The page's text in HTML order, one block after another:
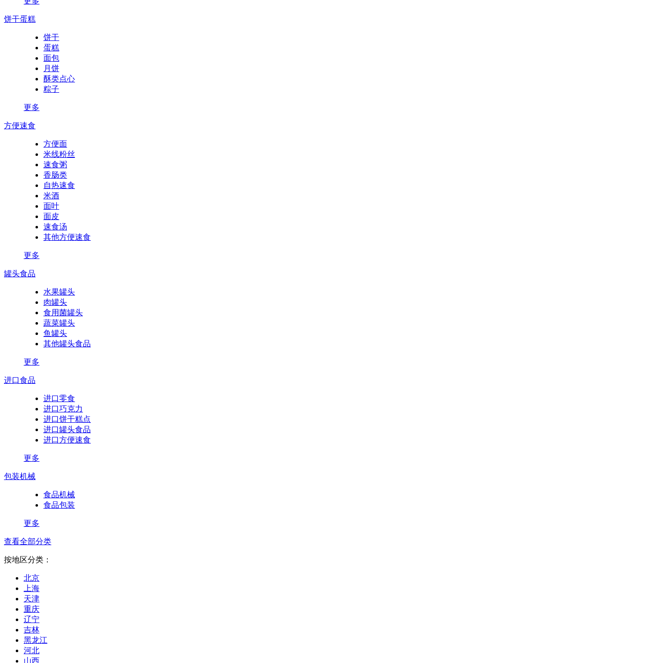
饼干蛋糕
饼干
蛋糕
面包
月饼
酥类点心
粽子
更多
方便速食
方便面
米线粉丝
速食粥
香肠类
自热速食
米酒
面叶
面皮
速食汤
其他方便速食
更多
罐头食品
水果罐头
肉罐头
食用菌罐头
蔬菜罐头
鱼罐头
其他罐头食品
更多
进口食品
进口零食
进口巧克力
进口饼干糕点
进口罐头食品
进口方便速食
更多
包装机械
食品机械
食品包装
更多
查看全部分类
按地区分类：
北京
上海
天津
重庆
辽宁
吉林
黑龙江
河北
山西